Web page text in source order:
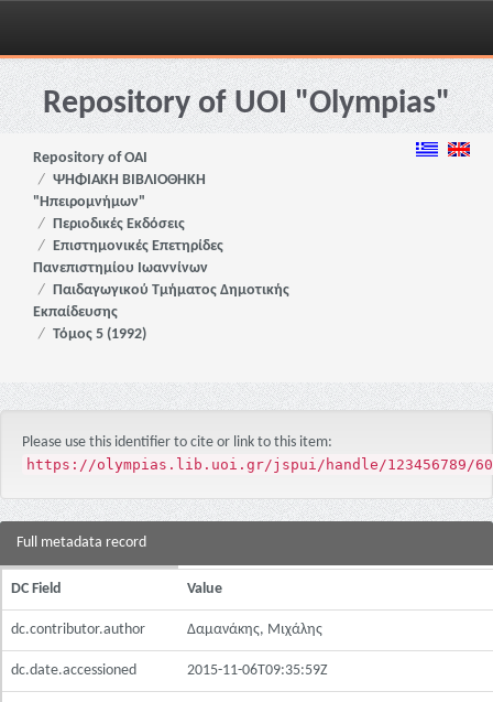
Skip
navigationRepository of UOI "Olympias"
Repository of OAI
ΨΗΦΙΑΚΗ ΒΙΒΛΙΟΘΗΚΗ
"Ηπειρομνήμων"
Περιοδικές Εκδόσεις
Επιστημονικές Επετηρίδες
Πανεπιστημίου Ιωαννίνων
Παιδαγωγικού Τμήματος Δημοτικής
Εκπαίδευσης
Τόμος 5 (1992)
Please use this identifier to cite or link to this item:
https://olympias.lib.uoi.gr/jspui/handle/123456789/
Full metadata record
DC Field Value
dc.contributor.author Δαμανάκης, Μιχάλης
dc.date.accessioned 2015-11-06T09:35:59Z